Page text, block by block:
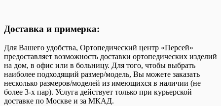
Доставка и примерка:
Для Вашего удобства, Ортопедический центр «Персей»
предоставляет возможность доставки ортопедических изделий
на дом, в офис или в больницу. Для того, чтобы выбрать
наиболее подходящий размер/модель, Вы можете заказать
несколько размеров/моделей из имеющихся в наличии (не
более 3-х пар). Услуга действует только при курьерской
доставке по Москве и за МКАД.